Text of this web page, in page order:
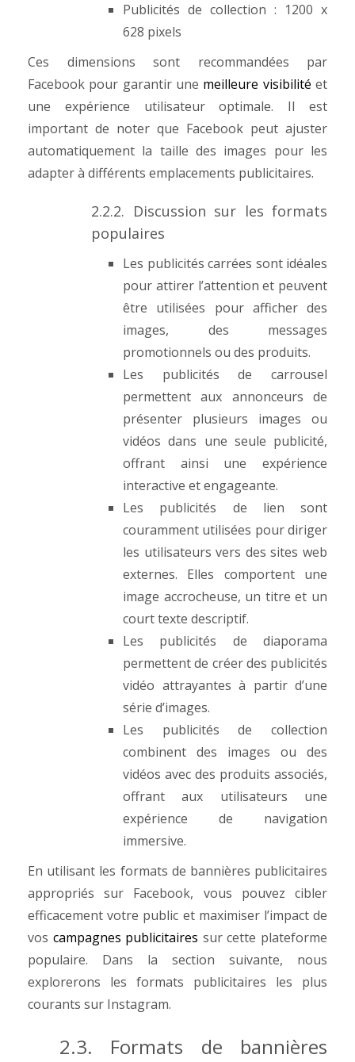
Publicités de collection : 1200 x
628 pixels
Ces dimensions sont recommandées par
Facebook pour garantir une meilleure visibilité et
une expérience utilisateur optimale. Il est
important de noter que Facebook peut ajuster
automatiquement la taille des images pour les
adapter à différents emplacements publicitaires.
2.2.2. Discussion sur les formats
populaires
Les publicités carrées sont idéales
pour attirer l’attention et peuvent
être utilisées pour afficher des
images, des messages
promotionnels ou des produits.
Les publicités de carrousel
permettent aux annonceurs de
présenter plusieurs images ou
vidéos dans une seule publicité,
offrant ainsi une expérience
interactive et engageante.
Les publicités de lien sont
couramment utilisées pour diriger
les utilisateurs vers des sites web
externes. Elles comportent une
image accrocheuse, un titre et un
court texte descriptif.
Les publicités de diaporama
permettent de créer des publicités
vidéo attrayantes à partir d’une
série d’images.
Les publicités de collection
combinent des images ou des
vidéos avec des produits associés,
offrant aux utilisateurs une
expérience de navigation
immersive.
En utilisant les formats de bannières publicitaires
appropriés sur Facebook, vous pouvez cibler
efficacement votre public et maximiser l’impact de
vos campagnes publicitaires sur cette plateforme
populaire. Dans la section suivante, nous
explorerons les formats publicitaires les plus
courants sur Instagram.
2.3. Formats de bannières